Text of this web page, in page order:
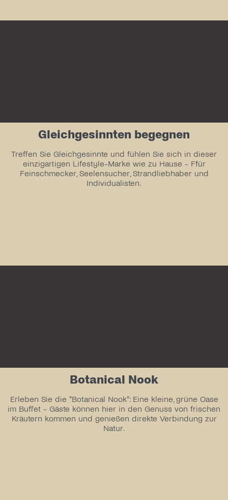
Gleichgesinnten begegnen
Treffen Sie Gleichgesinnte und fühlen Sie sich in dieser
einzigartigen Lifestyle-Marke wie zu Hause - Ffür
Feinschmecker, Seelensucher, Strandliebhaber und
Individualisten.
Botanical Nook
Erleben Sie die "Botanical Nook": Eine kleine, grüne Oase
im Buffet - Gäste können hier in den Genuss von frischen
Kräutern kommen und genießen direkte Verbindung zur
Natur.